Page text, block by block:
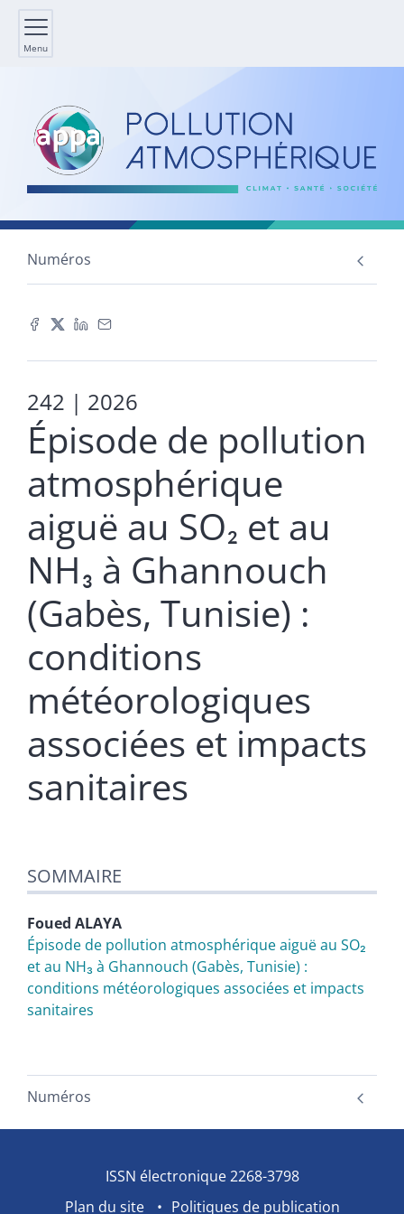
Menu
Numéros
242 | 2026
Épisode de pollution
atmosphérique
aiguë au SO₂ et au
NH₃ à Ghannouch
(Gabès, Tunisie) :
conditions
météorologiques
associées et impacts
sanitaires
SOMMAIRE
Foued ALAYA
Épisode de pollution atmosphérique aiguë au SO₂
et au NH₃ à Ghannouch (Gabès, Tunisie) :
conditions météorologiques associées et impacts
sanitaires
Numéros
ISSN électronique 2268-3798
Plan du site
Politiques de publication